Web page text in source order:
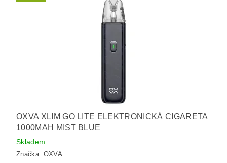
OXVA XLIM GO LITE ELEKTRONICKÁ CIGARETA
1000MAH MIST BLUE
Skladem
Značka: OXVA